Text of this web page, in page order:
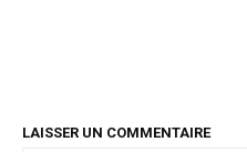
LAISSER UN COMMENTAIRE